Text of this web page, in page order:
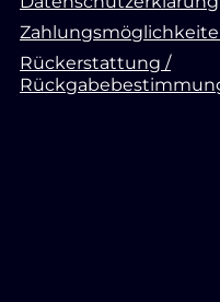
Rückerstattung /